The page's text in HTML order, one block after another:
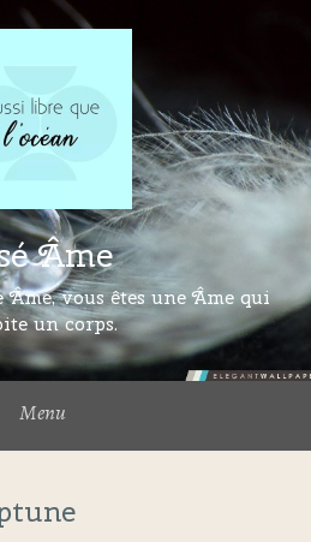
Âme
Âme, vous êtes une Âme qui
un corps.
Menu